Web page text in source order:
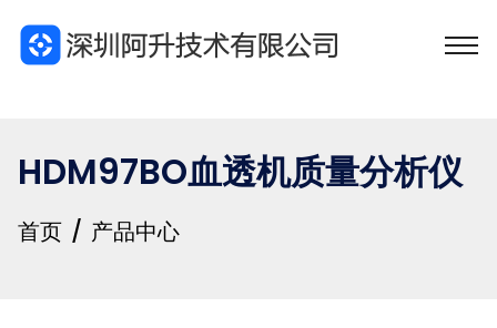
HDM97BO血透机质量分析仪
首页 产品中心